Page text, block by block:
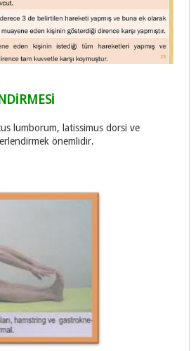
lumborum, latissimus dorsi ve
önemlidir.